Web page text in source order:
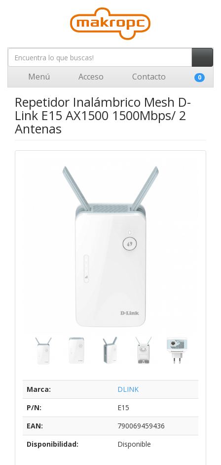
Menú Acceso Contacto 0
Repetidor Inalámbrico Mesh D-
Link E15 AX1500 1500Mbps/ 2
Antenas
Marca:
DLINK
P/N:
E15
EAN:
790069459436
Disponibilidad:
Disponible